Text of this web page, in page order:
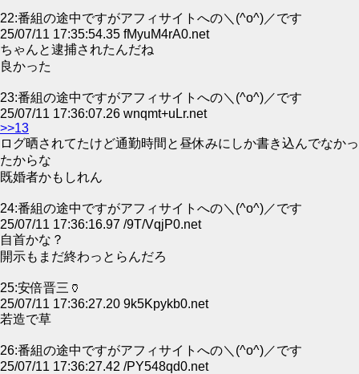
22:番組の途中ですがアフィサイトへの＼(^o^)／です
25/07/11 17:35:54.35 fMyuM4rA0.net
ちゃんと逮捕されたんだね
良かった
23:番組の途中ですがアフィサイトへの＼(^o^)／です
25/07/11 17:36:07.26 wnqmt+uLr.net
>>13
ログ晒されてたけど通勤時間と昼休みにしか書き込んでなかっ
たからな
既婚者かもしれん
24:番組の途中ですがアフィサイトへの＼(^o^)／です
25/07/11 17:36:16.97 /9T/VqjP0.net
自首かな？
開示もまだ終わっとらんだろ
25:安倍晋三🏺
25/07/11 17:36:27.20 9k5Kpykb0.net
若造で草
26:番組の途中ですがアフィサイトへの＼(^o^)／です
25/07/11 17:36:27.42 /PY548qd0.net